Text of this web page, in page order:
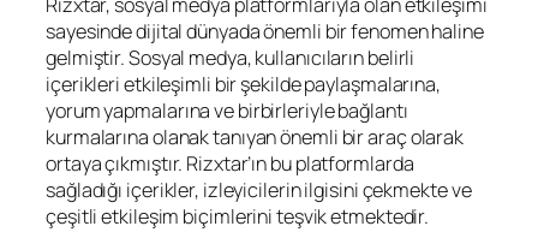
sayesinde dijital dünyada önemli bir fenomen haline
gelmiştir. Sosyal medya, kullanıcıların belirli
içerikleri etkileşimli bir şekilde paylaşmalarına,
yorum yapmalarına ve birbirleriyle bağlantı
kurmalarına olanak tanıyan önemli bir araç olarak
ortaya çıkmıştır. Rizxtar’ın bu platformlarda
sağladığı içerikler, izleyicilerin ilgisini çekmekte ve
çeşitli etkileşim biçimlerini teşvik etmektedir.